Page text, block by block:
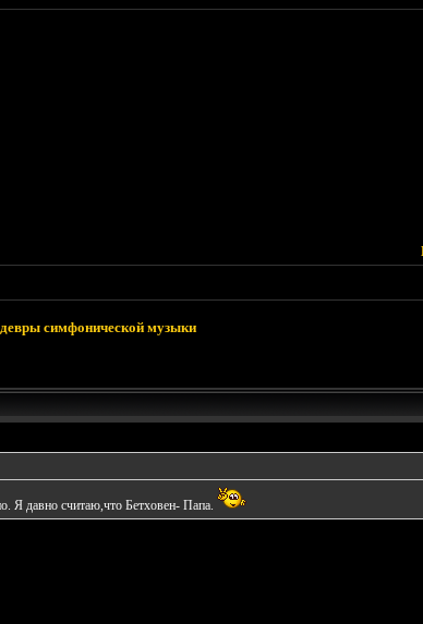
симфонической музыки
Я давно считаю,что Бетховен- Папа.